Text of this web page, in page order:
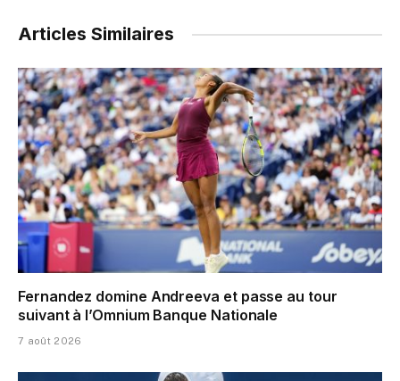
Articles Similaires
Fernandez domine Andreeva et passe au tour
suivant à l’Omnium Banque Nationale
7 août 2026